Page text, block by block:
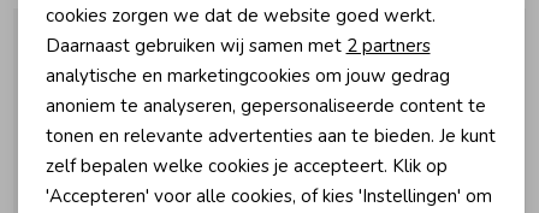
Analytische cookies
Marketing cookies
cookies zorgen we dat de website goed werkt.
Daarnaast gebruiken wij samen met 2 partners
analytische en marketingcookies om jouw gedrag
anoniem te analyseren, gepersonaliseerde content te
tonen en relevante advertenties aan te bieden. Je kunt
zelf bepalen welke cookies je accepteert. Klik op
'Accepteren' voor alle cookies, of kies 'Instellingen' om